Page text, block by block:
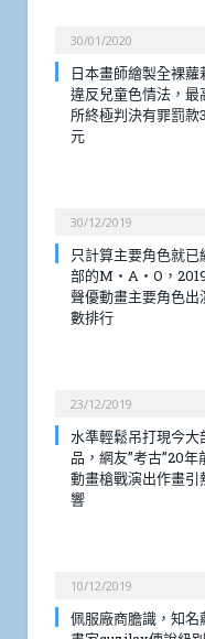
30/01/2020
日本畫師繪製全裸蘿
違反兒童色情法，最
所終極判決有罪罰款
元
30/12/2019
只計算主要角色就已
部的M・A・O，
聲優動畫主要角色出
數排行
23/12/2019
水準輕鬆吊打現今大
品，網友”考古”20年
動畫槍戰演出作畫引
響
10/12/2019
佩服廠商膽識，知名